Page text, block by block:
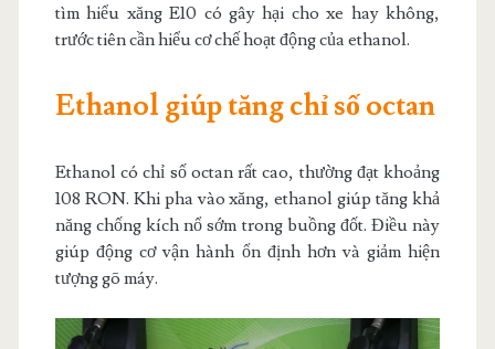
tìm hiểu xăng E10 có gây hại cho xe hay không,
trước tiên cần hiểu cơ chế hoạt động của ethanol.
Ethanol giúp tăng chỉ số octan
Ethanol có chỉ số octan rất cao, thường đạt khoảng
108 RON. Khi pha vào xăng, ethanol giúp tăng khả
năng chống kích nổ sớm trong buồng đốt. Điều này
giúp động cơ vận hành ổn định hơn và giảm hiện
tượng gõ máy.